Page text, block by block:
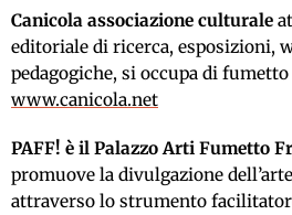
Canicola associazione culturale
editoriale di ricerca, esposizioni,
pedagogiche, si occupa di
www.canicola.net
PAFF! è il Palazzo Arti Fumetto
promuove la divulgazione
attraverso lo strumento